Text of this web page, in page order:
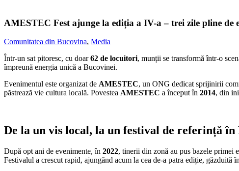
AMESTEC Fest ajunge la ediția a IV-a – trei zile pline de
Comunitatea din Bucovina, Media
Într-un sat pitoresc, cu doar62 de locuitori, munții se transformă într-o
împreună energia unică a Bucovinei.
Evenimentul este organizat de AMESTEC, un ONG dedicat sprijinirii
păstrează vie cultura locală. Povestea AMESTEC a început în 2014, din
De la un vis local, la un festival de referință în
După opt ani de evenimente, în 2022, tinerii din zonă au pus bazele primei
Festivalul a crescut rapid, ajungând acum la cea de-a patra ediție, găzduită în